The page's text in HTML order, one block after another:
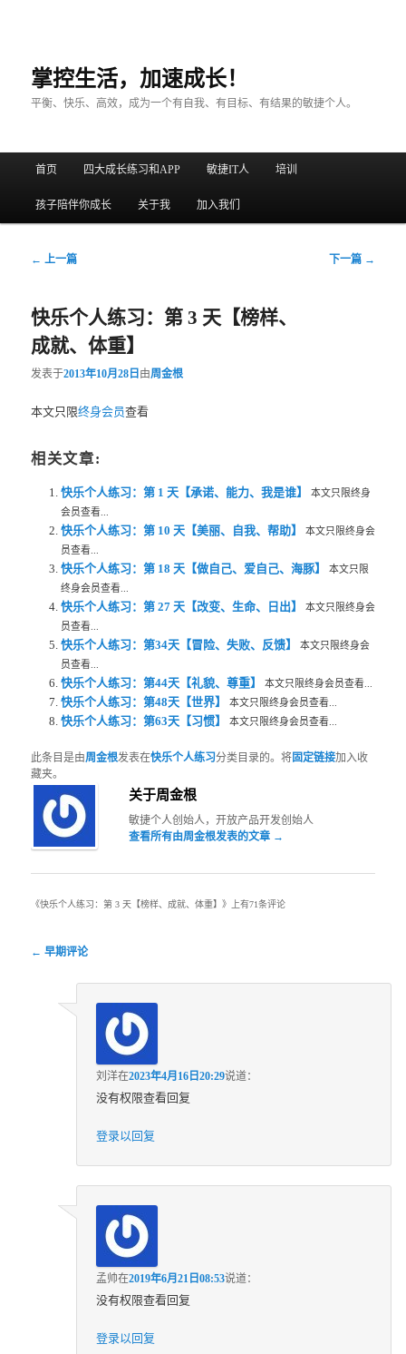
掌控生活，加速成长！
平衡、快乐、高效，成为一个有自我、有目标、有结果的敏捷个人。
跳至主内容区域
跳至副内容区域
首页 四大成长练习和APP 敏捷IT人 培训
孩子陪伴你成长 关于我 加入我们
文章导航
← 上一篇 下一篇 →
快乐个人练习：第 3 天【榜样、
成就、体重】
发表于2013年10月28日 由周金根
本文只限终身会员查看
相关文章:
快乐个人练习：第 1 天【承诺、能力、我是谁】
本文只限终身
会员查看...
快乐个人练习：第 10 天【美丽、自我、帮助】
本文只限终身会
员查看...
快乐个人练习：第 18 天【做自己、爱自己、海豚】
本文只限
终身会员查看...
快乐个人练习：第 27 天【改变、生命、日出】
本文只限终身会
员查看...
快乐个人练习：第34天【冒险、失败、反馈】
本文只限终身会
员查看...
快乐个人练习：第44天【礼貌、尊重】 本文只限终身会员查看...
快乐个人练习：第48天【世界】 本文只限终身会员查看...
快乐个人练习：第63天【习惯】 本文只限终身会员查看...
此条目是由周金根发表在快乐个人练习分类目录的。将固定链接加入收
藏夹。
关于周金根
敏捷个人创始人，开放产品开发创始人
查看所有由周金根发表的文章 →
《快乐个人练习：第 3 天【榜样、成就、体重】 》上有71条评论
评论导航
← 早期评论
刘洋在2023年4月16日20:29说道：
没有权限查看回复
登录以回复
孟帅在2019年6月21日08:53说道：
没有权限查看回复
登录以回复